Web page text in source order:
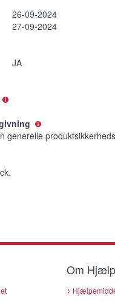
26-09-2024
27-09-2024
JA
generelle
Om